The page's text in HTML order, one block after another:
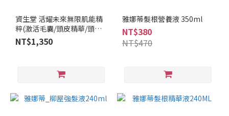
資生堂 活耀未來無限肌能精
粹(激活毛囊/頭皮精華/頭皮
水)
NT$1,350
雅娜蒂髮根營養液 350ml
NT$380
NT$470